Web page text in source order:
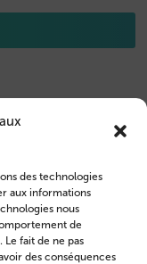
des technologies
aux informations
nous
de
Le fait de ne pas
des conséquences
des clients
légales
générales